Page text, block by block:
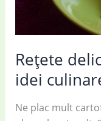
Rețete
idei
Ne plac mult